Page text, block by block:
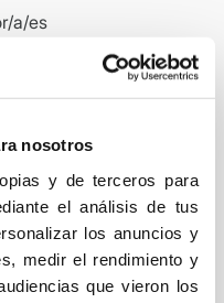
nosotros
y de terceros para
el análisis de tus
los anuncios y
medir el rendimiento y
que vieron los
a/es
colectivo de
porque con él,
están abordando
sobre las profesiones
un punto de vista